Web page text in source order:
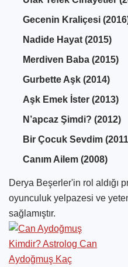
Gecenin Kraliçesi
Nadide Hayat (2015)
Merdiven Baba (2015)
Gurbette Aşk (2014)
Aşk Emek İster (2013)
N’apcaz Şimdi? (2012)
Bir Çocuk Sevdim
Canım Ailem (2008)
Derya Beşerler'in rol aldığı
oyunculuk yelpazesi ve
sağlamıştır.